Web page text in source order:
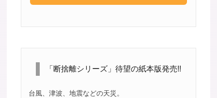
「断捨離シリーズ」待望の紙本版発売!!
台風、津波、地震などの天災。